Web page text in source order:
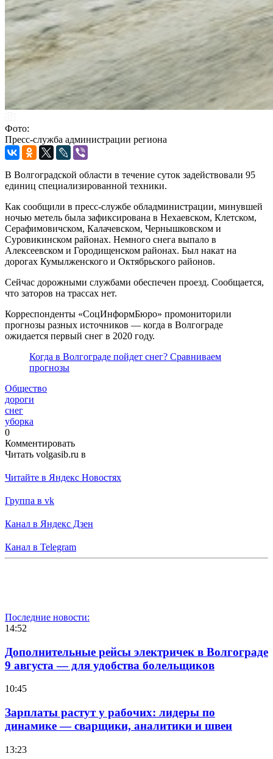
Фото:
Пресс-служба администрации региона
В Волгоградской области в течение суток задействовали 95
единиц специализированной техники.
Как сообщили в пресс-службе обладминистрации, минувшей
ночью метель была зафиксирована в Нехаевском, Клетском,
Серафимовичском, Калачевском, Чернышковском и
Суровикинском районах. Немного снега выпало в
Алексеевском и Городищенском районах. Был накат на
дорогах Кумылженского и Октябрьского районов.
Сейчас дорожными службами обеспечен проезд. Сообщается,
что заторов на трассах нет.
Корреспонденты «СоцИнформБюро» промониторили
прогнозы разных источников — когда в Волгограде
ожидается первый снег в 2020 году.
Когда в Волгограде пойдет снег? Сравниваем
прогнозы
Общество
дороги
снег
уборка
0
Комментировать
Читать volgasib.ru в
Читайте в Яндекс Новостях
Группа в vk
Канал в Яндекс Дзен
Канал в Telegram
Последние новости:
14:52
Дополнительные рейсы электричек в Волгограде
9 августа — для удобства болельщиков
10:45
Зарплаты растут у рабочих: лидеры по
динамике — сварщики, аналитики и швеи
13:23